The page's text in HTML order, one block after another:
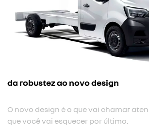
da robustez ao novo design
O novo design é o que vai chamar
que você vai esquecer por último.